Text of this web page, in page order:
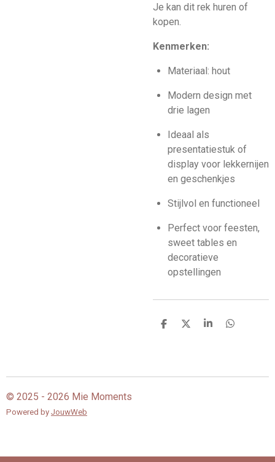
Je kan dit rek huren of
kopen.
Kenmerken:
Materiaal: hout
Modern design met
drie lagen
Ideaal als
presentatiestuk of
display voor lekkernijen
en geschenkjes
Stijlvol en functioneel
Perfect voor feesten,
sweet tables en
decoratieve
opstellingen
D
D
S
D
© 2025 - 2026 Mie Moments
Powered by JouwWeb